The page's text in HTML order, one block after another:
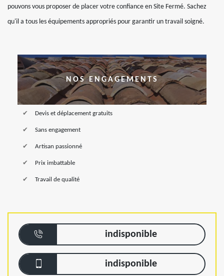
pouvons vous proposer de placer votre confiance en Site Fermé. Sachez
qu'il a tous les équipements appropriés pour garantir un travail soigné.
NOS ENGAGEMENTS
Devis et déplacement gratuits
Sans engagement
Artisan passionné
Prix imbattable
Travail de qualité
indisponible
indisponible